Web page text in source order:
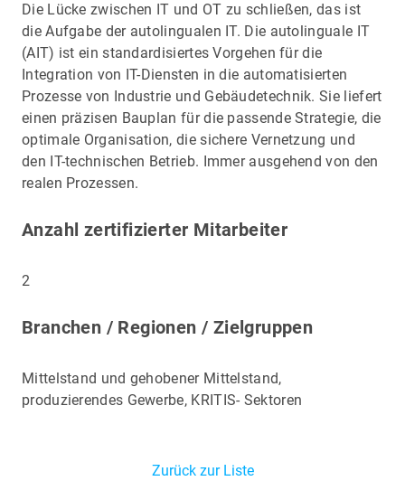
Die Lücke zwischen IT und OT zu schließen, das ist
die Aufgabe der autolingualen IT. Die autolinguale IT
(AIT) ist ein standardisiertes Vorgehen für die
Integration von IT-Diensten in die automatisierten
Prozesse von Industrie und Gebäudetechnik. Sie liefert
einen präzisen Bauplan für die passende Strategie, die
optimale Organisation, die sichere Vernetzung und
den IT-technischen Betrieb. Immer ausgehend von den
realen Prozessen.
Anzahl zertifizierter Mitarbeiter
2
Branchen / Regionen / Zielgruppen
Mittelstand und gehobener Mittelstand,
produzierendes Gewerbe, KRITIS- Sektoren
Zurück zur Liste